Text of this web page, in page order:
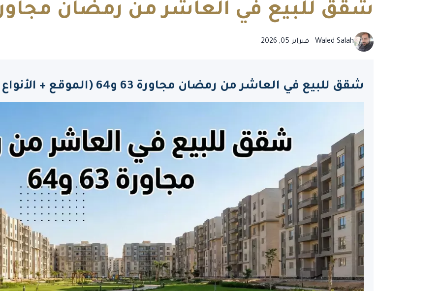
شقق للبيع في العاشر من رمضان مجاورة 63
Waled Salah فبراير 05, 2026
شقق للبيع في العاشر من رمضان مجاورة 63 و64 (الموقع + الأنواع + المساحات + الأسعار)